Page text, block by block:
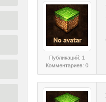
Публикаций: 1
Комментариев: 0